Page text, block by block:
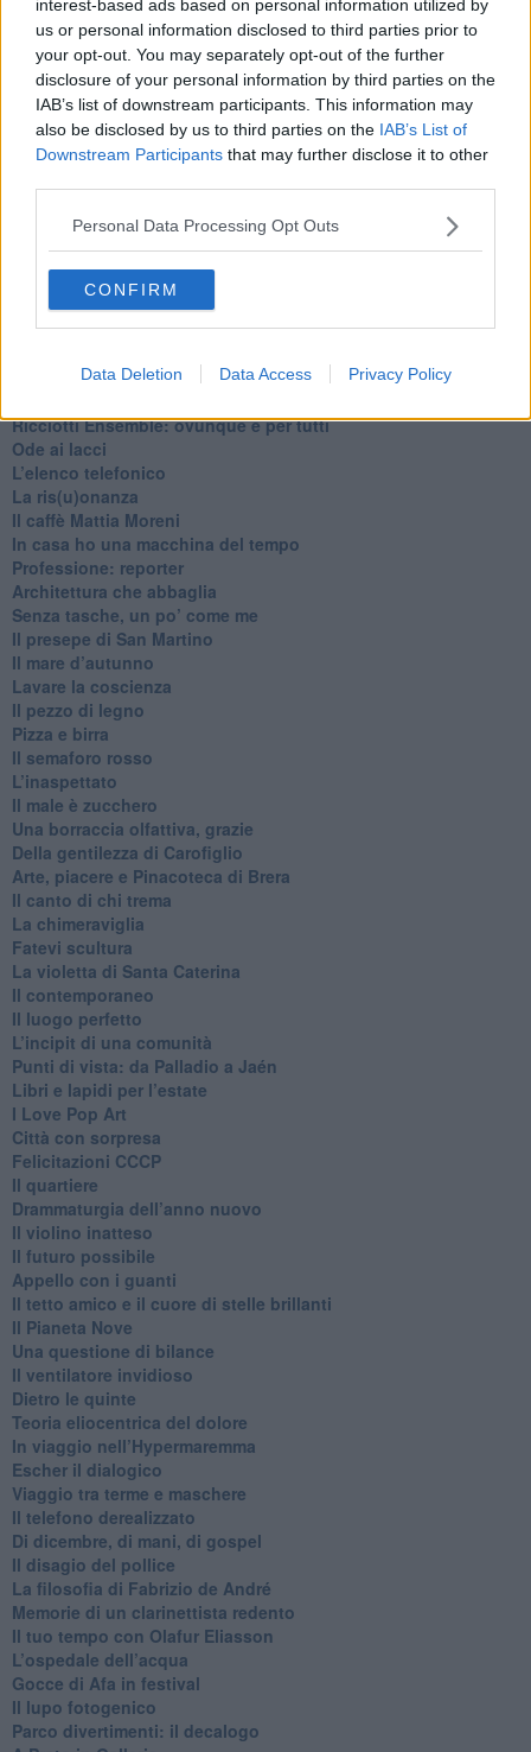
interest-based ads based on personal information utilized by
us or personal information disclosed to third parties prior to
your opt-out. You may separately opt-out of the further
disclosure of your personal information by third parties on the
IAB’s list of downstream participants. This information may
also be disclosed by us to third parties on the IAB’s List of
Downstream Participants that may further disclose it to other
Personal Data Processing Opt Outs
CONFIRM
Data Deletion Data Access Privacy Policy
Se vuoi leggere le notizie principali della Toscana iscriviti alla
Newsletter QUInews - ToscanaMedia.Arriva gratis tutti i giorni
alle 20:00 direttamente nella tua casella di posta.
Basta cliccare QUI
Fotogallery
Articoli dal Blog “Pagine allegre” di Gianni Micheli
​Ricciotti Ensemble: ovunque e per tutti
Ode ai lacci
​L’elenco telefonico
​La ris(u)onanza
​Il caffè Mattia Moreni
​In casa ho una macchina del tempo
Professione: reporter
Architettura che abbaglia
​Senza tasche, un po’ come me
​Il presepe di San Martino
​Il mare d’autunno
​Lavare la coscienza
​Il pezzo di legno
​Pizza e birra
​Il semaforo rosso
​L’inaspettato
​Il male è zucchero
​Una borraccia olfattiva, grazie
​Della gentilezza di Carofiglio
Arte, piacere e Pinacoteca di Brera
​Il canto di chi trema
La chimeraviglia
​Fatevi scultura
​La violetta di Santa Caterina
​Il contemporaneo
​Il luogo perfetto
​L’incipit di una comunità
Punti di vista: da Palladio a Jaén
​Libri e lapidi per l’estate
​I Love Pop Art
Città con sorpresa
Felicitazioni CCCP
​Il quartiere
​Drammaturgia dell’anno nuovo
​Il violino inatteso
​Il futuro possibile
​Appello con i guanti
​Il tetto amico e il cuore di stelle brillanti
​Il Pianeta Nove
​Una questione di bilance
​Il ventilatore invidioso
​Dietro le quinte
​Teoria eliocentrica del dolore
In viaggio nell’Hypermaremma
​Escher il dialogico
​Viaggio tra terme e maschere
Il telefono derealizzato
​Di dicembre, di mani, di gospel
​Il disagio del pollice
​La filosofia di Fabrizio de André
Memorie di un clarinettista redento
​Il tuo tempo con Olafur Eliasson
​L’ospedale dell’acqua
​Gocce di Afa in festival
​Il lupo fotogenico
​Parco divertimenti: il decalogo